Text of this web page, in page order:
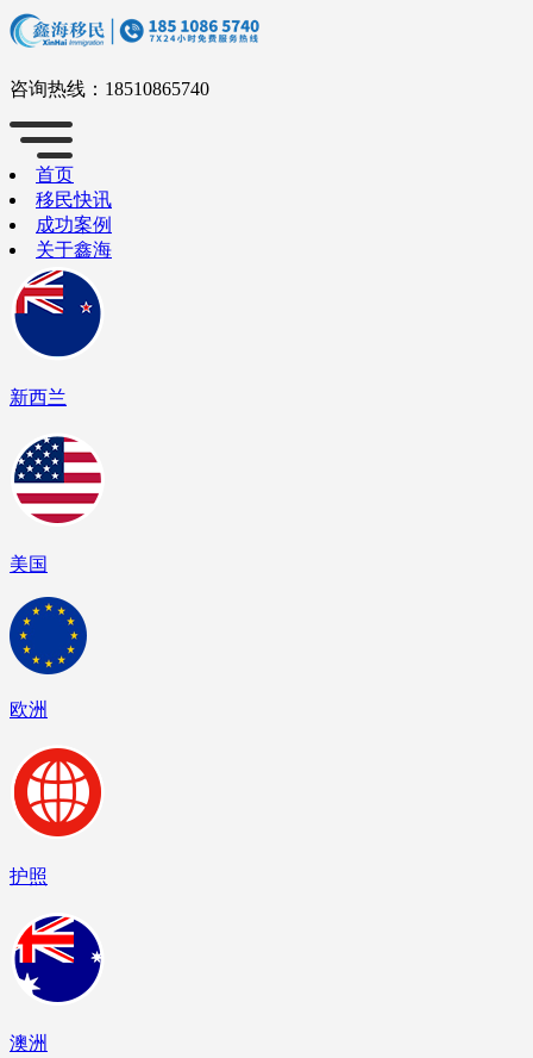
咨询热线： 18510865740
首页
移民快讯
成功案例
关于鑫海
新西兰
美国
欧洲
护照
澳洲